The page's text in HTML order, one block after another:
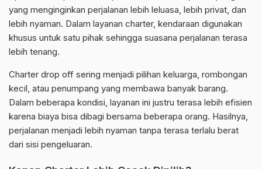
yang menginginkan perjalanan lebih leluasa, lebih privat, dan
lebih nyaman. Dalam layanan charter, kendaraan digunakan
khusus untuk satu pihak sehingga suasana perjalanan terasa
lebih tenang.
Charter drop off sering menjadi pilihan keluarga, rombongan
kecil, atau penumpang yang membawa banyak barang.
Dalam beberapa kondisi, layanan ini justru terasa lebih efisien
karena biaya bisa dibagi bersama beberapa orang. Hasilnya,
perjalanan menjadi lebih nyaman tanpa terasa terlalu berat
dari sisi pengeluaran.